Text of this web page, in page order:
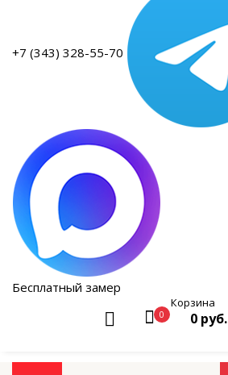
+7 (343) 328-55-70
Бесплатный замер
0
Корзина
0 руб.